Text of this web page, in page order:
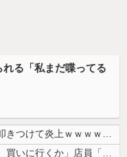
れる「私まだ喋ってる
【悲報】 有吉、一般人に「ド正論」を叩きつけて炎上ｗｗｗｗｗｗｗｗ
【画像】 ワイ「アルファードいいなあ。買いに行くか」店員「ほいっ見積も...